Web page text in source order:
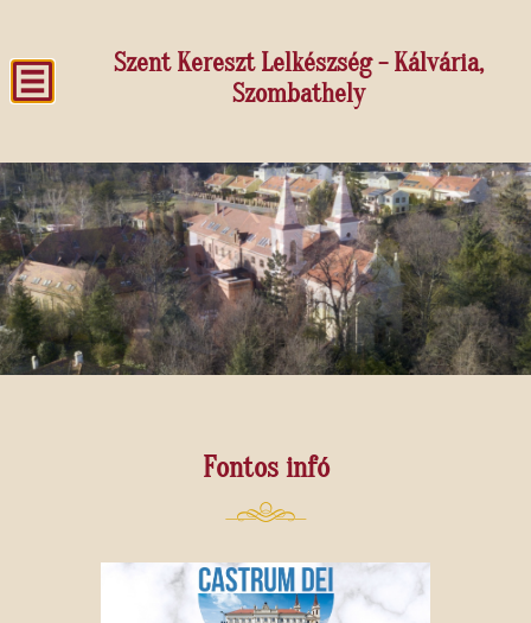
Szent Kereszt Lelkészség - Kálvária,
Szombathely
Fontos infó